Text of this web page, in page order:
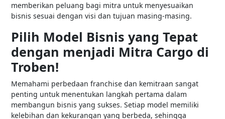
memberikan peluang bagi mitra untuk menyesuaikan
bisnis sesuai dengan visi dan tujuan masing-masing.
Pilih Model Bisnis yang Tepat
dengan menjadi Mitra Cargo di
Troben!
Memahami perbedaan franchise dan kemitraan sangat
penting untuk menentukan langkah pertama dalam
membangun bisnis yang sukses. Setiap model memiliki
kelebihan dan kekurangan yang berbeda, sehingga